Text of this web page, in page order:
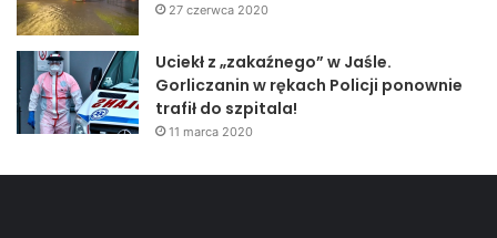
27 czerwca 2020
Uciekł z „zakaźnego” w Jaśle.
Gorliczanin w rękach Policji ponownie
trafił do szpitala!
11 marca 2020